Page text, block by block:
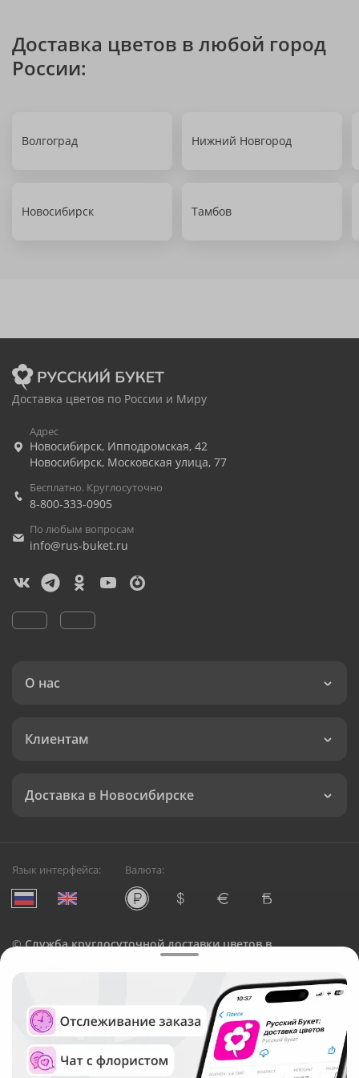
Доставка цветов в любой город
России:
Волгоград Нижний Новгород
Новосибирск Тамбов
Доставка цветов по России и Миру
Адрес
Новосибирск, Ипподромская, 42
Новосибирск, Московская улица, 77
Бесплатно. Круглосуточно
8-800-333-0905
По любым вопросам
info@rus-buket.ru
О нас
Клиентам
Доставка в Новосибирске
Язык интерфейса: Валюта:
©Служба круглосуточной доставки цветов в
Русский Букет, 2026
Общество с ограниченной ответственностью «Технология»
ОГРН: 1195476081745, ИНН: 5410081997
Юридический адрес: г. Новосибирск, ул. Ипподромская,
д.42, оф. 3